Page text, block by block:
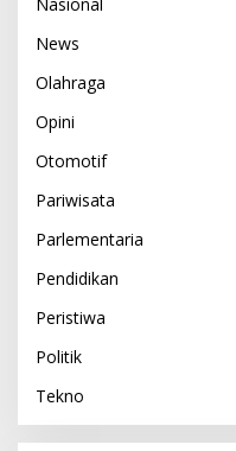
News
Olahraga
Opini
Otomotif
Pariwisata
Parlementaria
Pendidikan
Peristiwa
Politik
Tekno